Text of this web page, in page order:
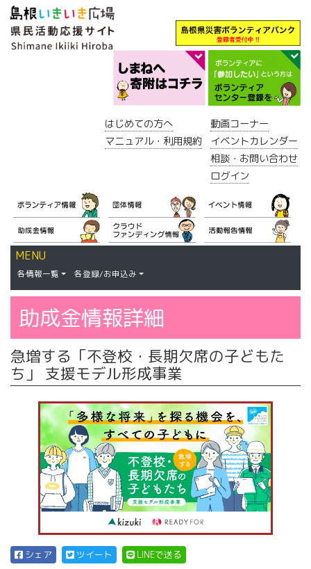
はじめての方へ
マニュアル・利用規約
動画コーナー
イベントカレンダー
相談・お問い合わせ
ログイン
MENU
各情報一覧 各登録/お申込み
助成金情報詳細
急増する「不登校・長期欠席の子どもた
ち」 支援モデル形成事業
シェア ツイート LINEで送る